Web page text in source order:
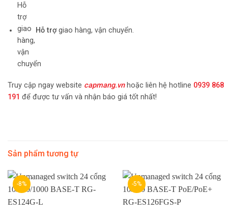
Hỗ trợgiao hàng, vận chuyển.
Truy cập ngay website capmang.vnhoặc liên hệ hotline 0939 868
191 để được tư vấn và nhận báo giá tốt nhất!
Sản phẩm tương tự
-8% -5%